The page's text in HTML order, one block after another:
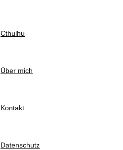
Cthulhu
Über mich
Kontakt
Datenschutz